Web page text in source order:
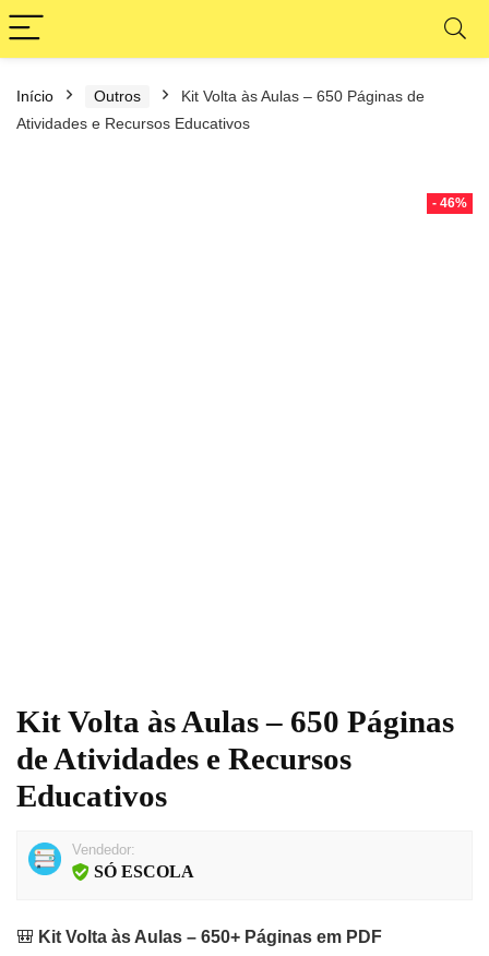
Início Outros
Kit Volta às Aulas – 650 Páginas de
Atividades e Recursos Educativos
- 46%
Kit Volta às Aulas – 650 Páginas
de Atividades e Recursos
Educativos
Vendedor:
SÓ ESCOLA
🎒 Kit Volta às Aulas – 650+ Páginas em PDF